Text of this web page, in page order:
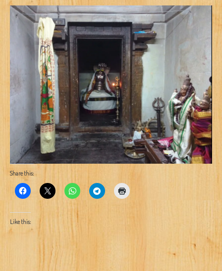
Share this:
Like this: